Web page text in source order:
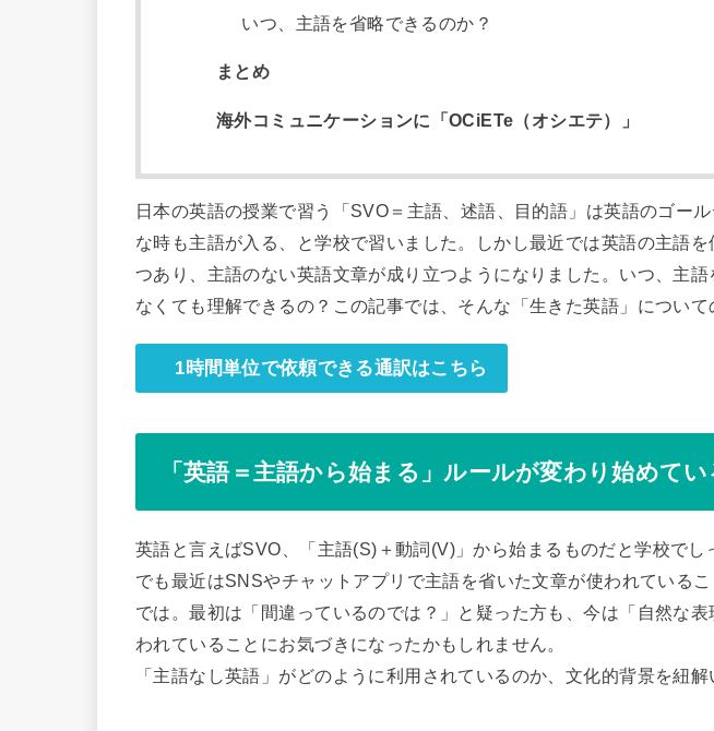
いつ、主語を省略できるのか？
まとめ
海外コミュニケーションに「OCiETe（オシエテ）」
日本の英語の授業で習う「SVO＝主語、述語、目的語」は英語のゴー
な時も主語が入る、と学校で習いました。しかし最近では英語の主語
つあり、主語のない英語文章が成り立つようになりました。いつ、主
なくても理解できるの？この記事では、そんな「生きた英語」について
1時間単位で依頼できる通訳はこちら
「英語＝主語から始まる」ルールが変わり始めてい
英語と言えばSVO、「主語(S)＋動詞(V)」から始まるものだと学校でし
でも最近はSNSやチャットアプリで主語を省いた文章が使われている
では。最初は「間違っているのでは？」と疑った方も、今は「自然な
われていることにお気づきになったかもしれません。
「主語なし英語」がどのように利用されているのか、文化的背景を紐解